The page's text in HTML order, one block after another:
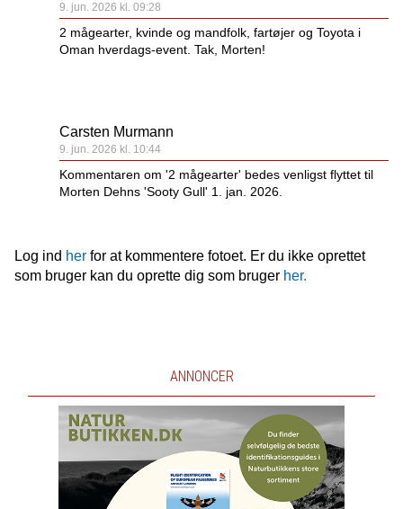
9. jun. 2026 kl. 09:28
2 mågearter, kvinde og mandfolk, fartøjer og Toyota i
Oman hverdags-event. Tak, Morten!
Carsten Murmann
9. jun. 2026 kl. 10:44
Kommentaren om '2 mågearter' bedes venligst flyttet til
Morten Dehns 'Sooty Gull' 1. jan. 2026.
Log ind herfor at kommentere fotoet. Er du ikke oprettet
som bruger kan du oprette dig som bruger her.
ANNONCER